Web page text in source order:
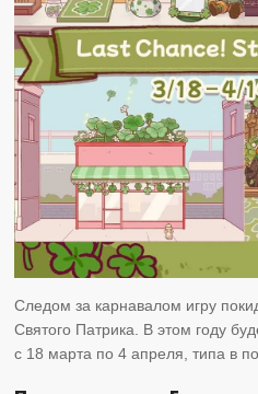
Следом за карнавалом игру
Святого Патрика. В этом году
с 18 марта по 4 апреля, типа в